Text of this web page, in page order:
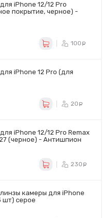
iPhone 12/12 Pro
покрытие, черное) -
100
iPhone 12 Pro (для
20
iPhone 12/12 Pro Remax
(черное) - Антишпион
230
камеры для iPhone
шт) серое